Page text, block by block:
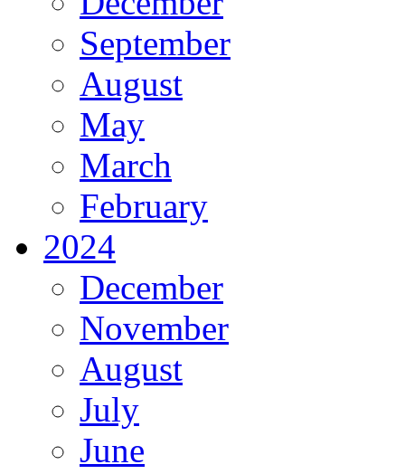
September
August
May
March
February
2024
December
November
August
July
June